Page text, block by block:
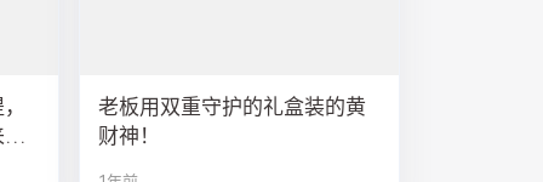
老板用双重守护的礼盒装的黄
财神！